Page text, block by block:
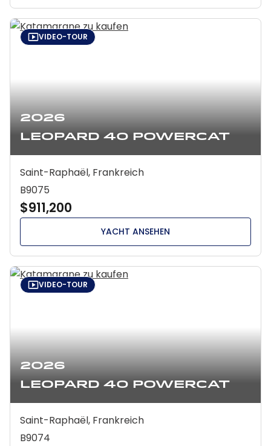
2026
Leopard 40 Powercat
VIDEO-TOUR
Saint-Raphaël, Frankreich
B9075
$911,200
YACHT ANSEHEN
2026
Leopard 40 Powercat
VIDEO-TOUR
Saint-Raphaël, Frankreich
B9074